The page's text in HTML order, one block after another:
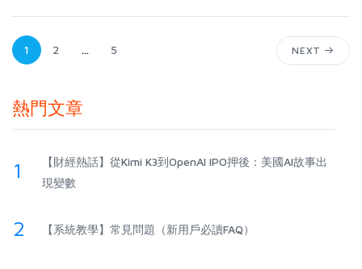
1 2 ... 5 NEXT
熱門文章
1
【財經熱話】從Kimi K3到OpenAI IPO押後：美國AI故事出
現變數
2 【系統教學】常見問題（新用戶必讀FAQ）